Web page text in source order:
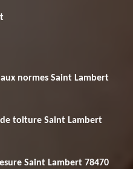
normes Saint Lambert
toiture Saint Lambert
Saint Lambert 78470